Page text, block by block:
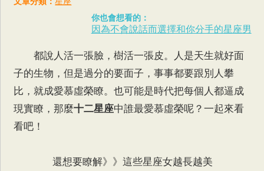
你也會想看的：
因為不會說話而選擇和你分手的星座男
都說人活一張臉，樹活一張皮。人是天生就好面
子的生物，但是過分的要面子，事事都要跟別人攀
比，就成愛慕虛榮瞭。也可能是時代把每個人都逼成
現實瞭，那麼十二星座中誰最愛慕虛榮呢？一起來看
看吧！
還想要瞭解》》這些星座女越長越美